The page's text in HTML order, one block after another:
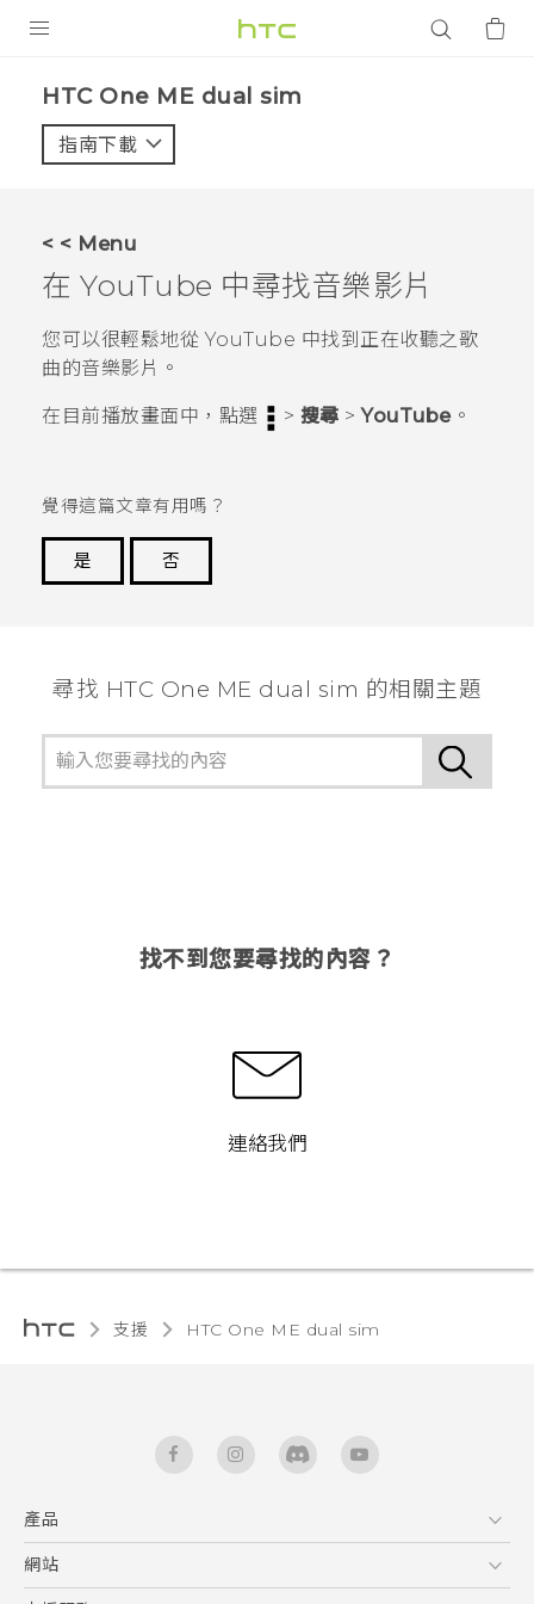
VIVE
應用程式
支援服務
HTC One ME dual sim‎
指南下載
< < Menu
在 YouTube 中尋找音樂影片
您可以很輕鬆地從YouTube 中找到正在收聽之歌
曲的音樂影片。
在 目前播放畫面中，點選 > 搜尋 > YouTube。
覺得這篇文章有用嗎？
是
否
尋找 HTC One ME dual sim 的相關主題
找不到您要尋找的內容？
連絡我們
支援 HTC One ME dual sim‎
產品
5G
智能手機
網站